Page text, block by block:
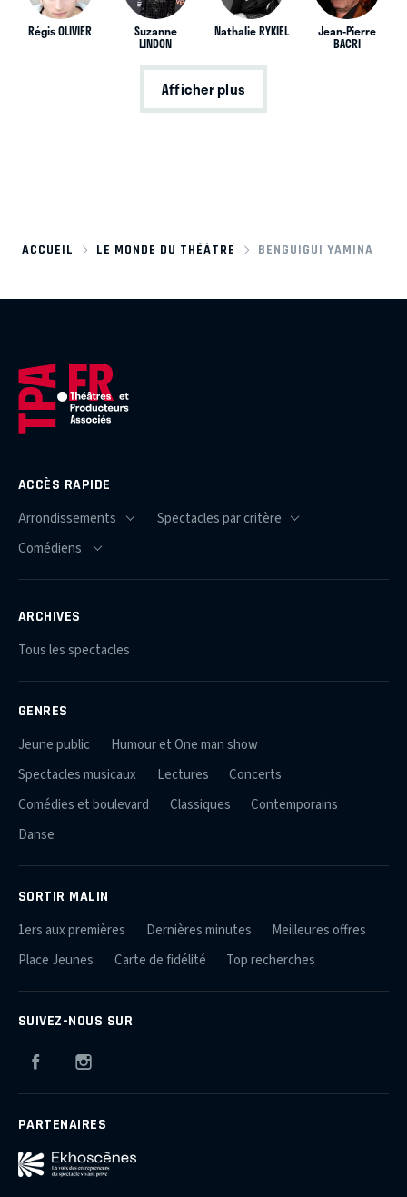
Régis OLIVIER Suzanne
LINDON
Nathalie RYKIEL Jean-Pierre
BACRI
Afficher plus
ACCUEIL LE MONDE DU THÉÂTRE BENGUIGUI YAMINA
ACCÈS RAPIDE
ARCHIVES
Tous les spectacles
GENRES
Jeune public
Humour et One man show
Spectacles musicaux
Lectures
Concerts
Comédies et boulevard
Classiques
Contemporains
Danse
SORTIR MALIN
1ers aux premières Dernières minutes
Meilleures offres
Place Jeunes
Carte de fidélité Top recherches
SUIVEZ-NOUS SUR
Facebook
PARTENAIRES